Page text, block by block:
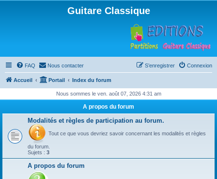
Guitare Classique
FAQ Nous contacter Connexion
S’enregistrer
Accueil Portail Index du forum
Nous sommes le ven. août 07, 2026 4:31 am
A propos du forum
Modalités et règles de participation au forum.
Tout ce que vous devriez savoir concernant les modalités et règles
du forum.
Sujets : 3
A propos du forum